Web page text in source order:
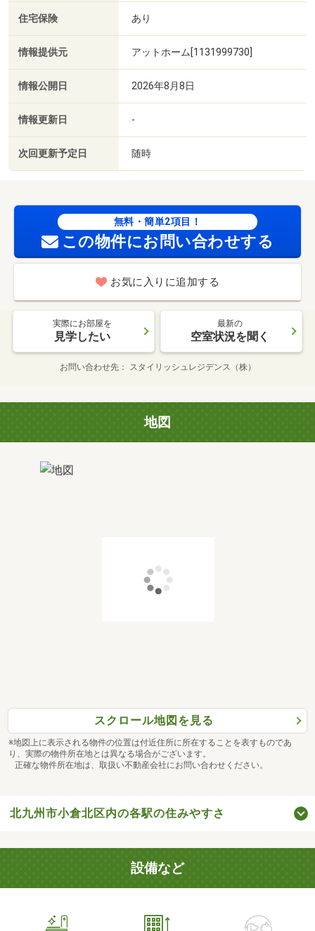
住宅保険 あり
情報提供元 アットホーム[1131999730]
情報公開日 2026年8月8日
情報更新日 -
次回更新予定日 随時
無料・簡単2項目！
この物件にお問い合わせする
お気に入りに追加する
実際にお部屋を
見学したい
最新の
空室状況を聞く
お問い合わせ先 スタイリッシュレジデンス（株）
地図
スクロール地図を見る
※地図上に表示される物件の位置は付近住所に所在することを表すものであ
り、実際の物件所在地とは異なる場合がございます。
正確な物件所在地は、取扱い不動産会社にお問い合わせください。
北九州市小倉北区内の各駅の住みやすさ
設備など